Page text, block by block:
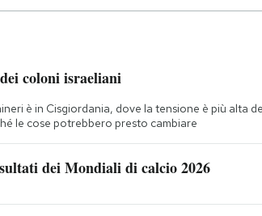
coloni israeliani
è in Cisgiordania, dove la tensione è più alta
le cose potrebbero presto cambiare
dei Mondiali di calcio 2026